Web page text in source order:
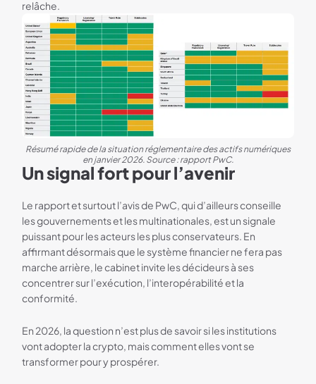
relâche.
Résumé rapide de la situation réglementaire des actifs numériques
en janvier 2026. Source : rapport PwC.
Un signal fort pour l’avenir
Le rapport et surtout l’avis de PwC, qui d’ailleurs conseille
les gouvernements et les multinationales, est un signale
puissant pour les acteurs les plus conservateurs. En
affirmant désormais que le système financier ne fera pas
marche arrière, le cabinet invite les décideurs à ses
concentrer sur l’exécution, l’interopérabilité et la
conformité.
En 2026, la question n’est plus de savoir si les institutions
vont adopter la crypto, mais comment elles vont se
transformer pour y prospérer.